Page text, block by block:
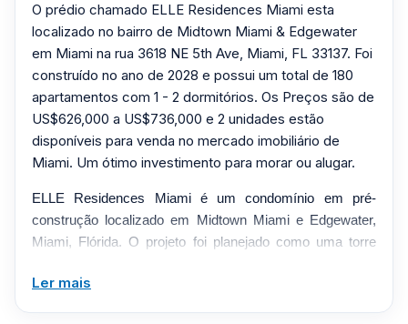
O prédio chamado ELLE Residences Miami esta
localizado no bairro de Midtown Miami & Edgewater
em Miami na rua 3618 NE 5th Ave, Miami, FL 33137. Foi
construído no ano de 2028 e possui um total de 180
apartamentos com 1 - 2 dormitórios. Os Preços são de
US$626,000 a US$736,000 e 2 unidades estão
disponíveis para venda no mercado imobiliário de
Miami. Um ótimo investimento para morar ou alugar.
ELLE Residences Miami é um condomínio em pré-
construção localizado em Midtown Miami e Edgewater,
Miami, Flórida. O projeto foi planejado como uma torre
contemporâneas, comodidades de estilo de vida e
Ler mais